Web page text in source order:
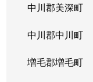
中川郡美深町
中川郡中川町
増毛郡増毛町